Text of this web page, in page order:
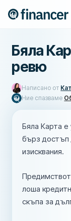
Бяла
ревю
Написано от
Ние спазваме
Бяла Карта
бърз достъп
изисквания.
лоша
скъпа за